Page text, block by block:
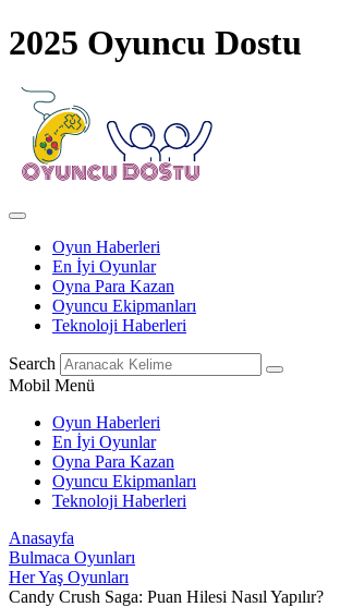
2025 Oyuncu Dostu
Oyun Haberleri
En İyi Oyunlar
Oyna Para Kazan
Oyuncu Ekipmanları
Teknoloji Haberleri
Search
Mobil Menü
Oyun Haberleri
En İyi Oyunlar
Oyna Para Kazan
Oyuncu Ekipmanları
Teknoloji Haberleri
Anasayfa
Bulmaca Oyunları
Her Yaş Oyunları
Candy Crush Saga: Puan Hilesi Nasıl Yapılır?